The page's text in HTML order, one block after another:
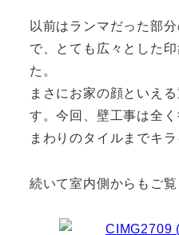
以前はランマだった部
で、とても広々とした
た。
まさにお家の顔といえ
す。今回、壁工事は全
まわりのタイルまでキ
続いて室内側からもご覧